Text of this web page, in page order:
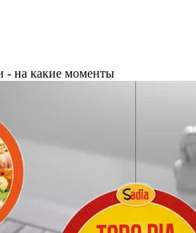
- на какие моменты